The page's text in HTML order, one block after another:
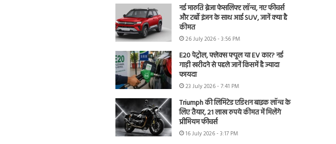
नई मारुति ब्रेजा फेसलिफ्ट लॉन्च, नए फीचर्स
और टर्बो इंजन के साथ आई SUV, जानें क्या है
कीमत
26 July 2026 - 3:56 PM
E20 पेट्रोल, फ्लेक्स फ्यूल या EV कार? नई
गाड़ी खरीदने से पहले जानें किसमें है ज्यादा
फायदा
23 July 2026 - 7:41 PM
Triumph की लिमिटेड एडिशन बाइक लॉन्च के
लिए तैयार, 21 लाख रुपये कीमत में मिलेंगे
प्रीमियम फीचर्स
16 July 2026 - 3:17 PM